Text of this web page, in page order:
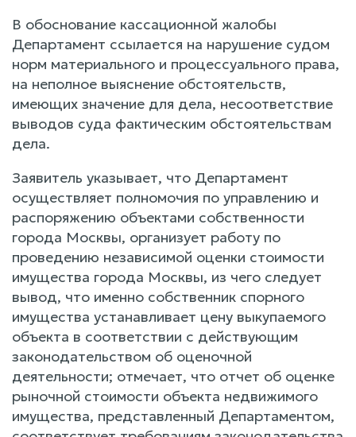
В обоснование кассационной жалобы
Департамент ссылается на нарушение судом
норм материального и процессуального права,
на неполное выяснение обстоятельств,
имеющих значение для дела, несоответствие
выводов суда фактическим обстоятельствам
дела.
Заявитель указывает, что Департамент
осуществляет полномочия по управлению и
распоряжению объектами собственности
города Москвы, организует работу по
проведению независимой оценки стоимости
имущества города Москвы, из чего следует
вывод, что именно собственник спорного
имущества устанавливает цену выкупаемого
объекта в соответствии с действующим
законодательством об оценочной
деятельности; отмечает, что отчет об оценке
рыночной стоимости объекта недвижимого
имущества, представленный Департаментом,